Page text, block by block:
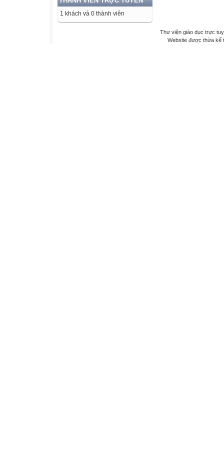
1 khách và 0 thành viên
Thư viện giáo dục trực
Website được thừa kế